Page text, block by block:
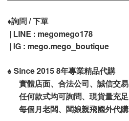
♦️詢問 / 下單
| LINE : megomego178
| IG : mego.mego_boutique
♠️ Since 2015 8年專業精品代購
實體店面、合法公司、誠信交易
任何款式均可詢問、現貨量充足
每個月老闆、闆娘親飛國外代購